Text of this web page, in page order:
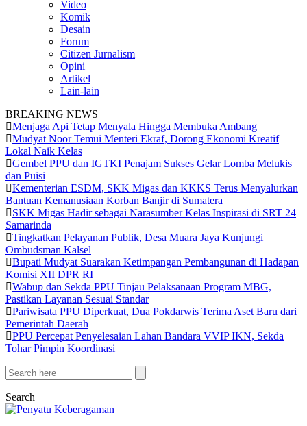
Video
Komik
Desain
Forum
Citizen Jurnalism
Opini
Artikel
Lain-lain
BREAKING NEWS
Menjaga Api Tetap Menyala Hingga Membuka Ambang
Mudyat Noor Temui Menteri Ekraf, Dorong Ekonomi Kreatif
Lokal Naik Kelas
Gembel PPU dan IGTKI Penajam Sukses Gelar Lomba Melukis
dan Puisi
Kementerian ESDM, SKK Migas dan KKKS Terus Menyalurkan
Bantuan Kemanusiaan Korban Banjir di Sumatera
SKK Migas Hadir sebagai Narasumber Kelas Inspirasi di SRT 24
Samarinda
Tingkatkan Pelayanan Publik, Desa Muara Jaya Kunjungi
Ombudsman Kalsel
Bupati Mudyat Suarakan Ketimpangan Pembangunan di Hadapan
Komisi XII DPR RI
Wabup dan Sekda PPU Tinjau Pelaksanaan Program MBG,
Pastikan Layanan Sesuai Standar
Pariwisata PPU Diperkuat, Dua Pokdarwis Terima Aset Baru dari
Pemerintah Daerah
PPU Percepat Penyelesaian Lahan Bandara VVIP IKN, Sekda
Tohar Pimpin Koordinasi
Search